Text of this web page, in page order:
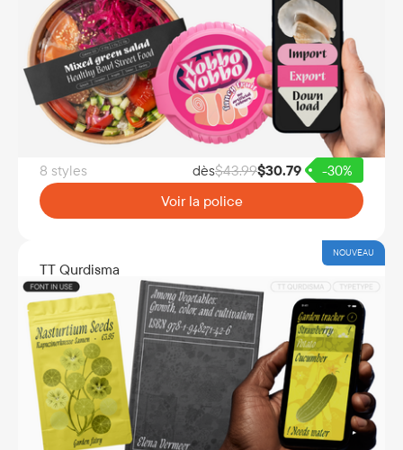
8 styles dès$43.99$30.79 -30%
Voir la police
NOUVEAU
TT Qurdisma